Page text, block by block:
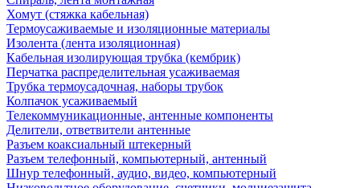
Хомут (стяжка кабельная)
Термоусаживаемые и изоляционные материалы
Изолента (лента изоляционная)
Кабельная изолирующая трубка (кембрик)
Перчатка распределительная усаживаемая
Трубка термоусадочная, наборы трубок
Колпачок усаживаемый
Телекоммуникационные, антенные компоненты
Делители, ответвители антенные
Разъем коаксиальный штекерный
Разъем телефонный, компьютерный, антенный
Шнур телефонный, аудио, видео, компьютерный